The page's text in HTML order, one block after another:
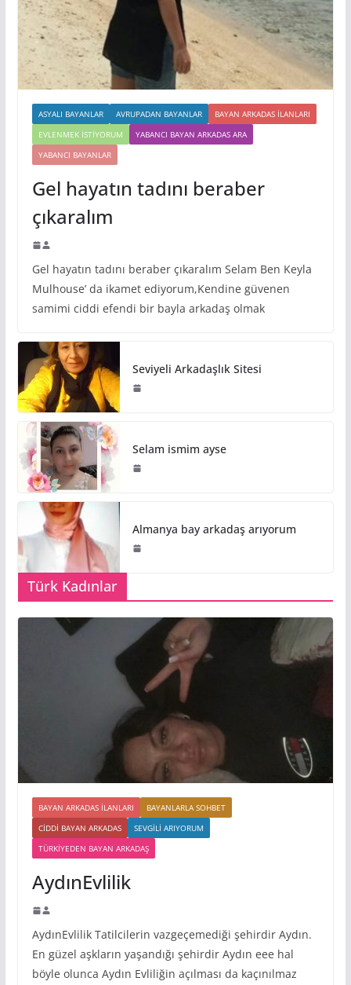
ASYALI BAYANLAR AVRUPADAN BAYANLAR
BAYAN ARKADAS ILANLARI
EVLENMEK İSTIYORUM
YABANCI BAYAN ARKADAS ARA
YABANCI BAYANLAR
Gel hayatın tadını beraber
çıkaralım
Gel hayatın tadını beraber çıkaralım Selam Ben Keyla
Mulhouse’ da ikamet ediyorum,Kendine güvenen
samimi ciddi efendi bir bayla arkadaş olmak
Seviyeli Arkadaşlık Sitesi
Selam ismim ayse
Almanya bay arkadaş arıyorum
Türk Kadınlar
BAYAN ARKADAS ILANLARI
BAYANLARLA SOHBET
CIDDI BAYAN ARKADAS
SEVGILI ARIYORUM
TÜRKIYEDEN BAYAN ARKADAŞ
AydınEvlilik
AydınEvlilik Tatilcilerin vazgeçemediği şehirdir Aydın.
En güzel aşkların yaşandığı şehirdir Aydın eee hal
böyle olunca Aydın Evliliğin açılması da kaçınılmaz